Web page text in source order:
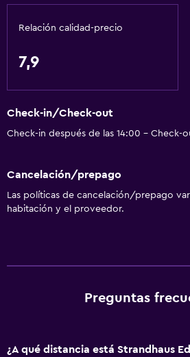
Ropa de cama
Champú
Calefacción
Gel de ducha
Papeleras
Relación calidad-precio
7,9
Check-in/Check-out
Check-in después de las 14:00 - Check-
Cancelación/prepago
Las políticas de cancelación/prepago
habitación y el proveedor.
Preguntas
¿A qué distancia está Strandhaus